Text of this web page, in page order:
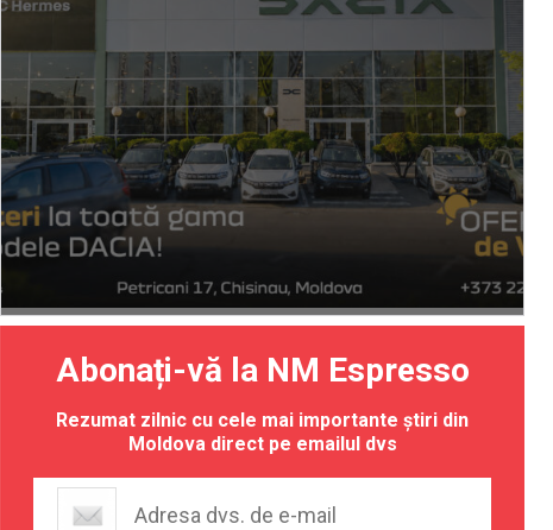
Abonați-vă la NM Espresso
Rezumat zilnic cu cele mai importante știri din
Moldova direct pe emailul dvs